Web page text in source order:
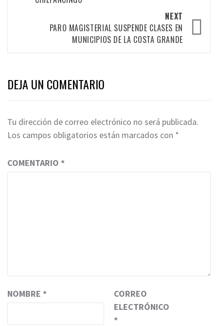
NEXT
PARO MAGISTERIAL SUSPENDE CLASES EN
MUNICIPIOS DE LA COSTA GRANDE
DEJA UN COMENTARIO
Tu dirección de correo electrónico no será publicada.
Los campos obligatorios están marcados con *
COMENTARIO *
NOMBRE *
CORREO
ELECTRÓNICO
*